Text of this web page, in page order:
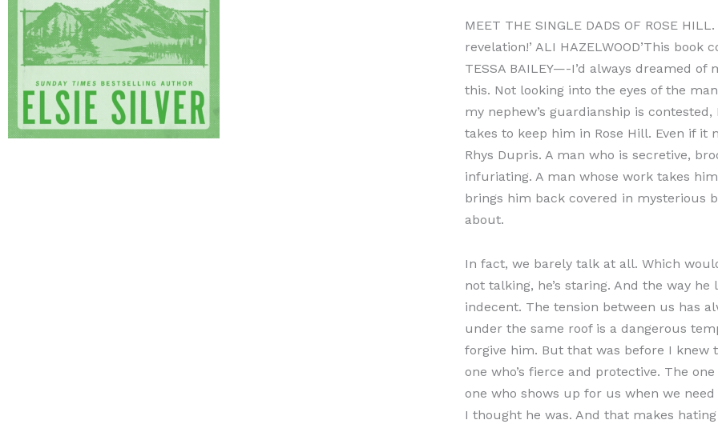
MEET THE SINGLE DADS OF ROSE
revelation!’ ALI HAZELWOOD’This book
TESSA BAILEY—-I’d always dreamed of
this. Not looking into the eyes of the
my nephew’s guardianship is
takes to keep him in Rose Hill. Even if it
Rhys Dupris. A man who is secretive,
infuriating. A man whose work takes
brings him back covered in mysterious
about.
In fact, we barely talk at all. Which
not talking, he’s staring. And the way
indecent. The tension between us has
under the same roof is a dangerous
forgive him. But that was before I knew
one who’s fierce and protective. The
one who shows up for us when we
I thought he was. And that makes